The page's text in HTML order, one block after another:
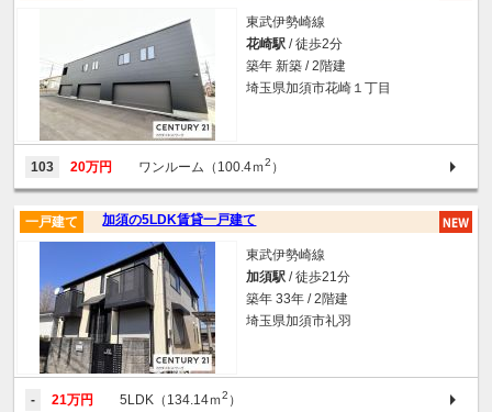
東武伊勢崎線
花崎駅 / 徒歩2分
築年 新築 / 2階建
埼玉県加須市花崎１丁目
103 20万円 ワンルーム（100.4ｍ2 ）
加須の5LDK賃貸一戸建て
一戸建て
東武伊勢崎線
加須駅 / 徒歩21分
築年 33年 / 2階建
埼玉県加須市礼羽
- 21万円 5LDK（134.14ｍ2 ）